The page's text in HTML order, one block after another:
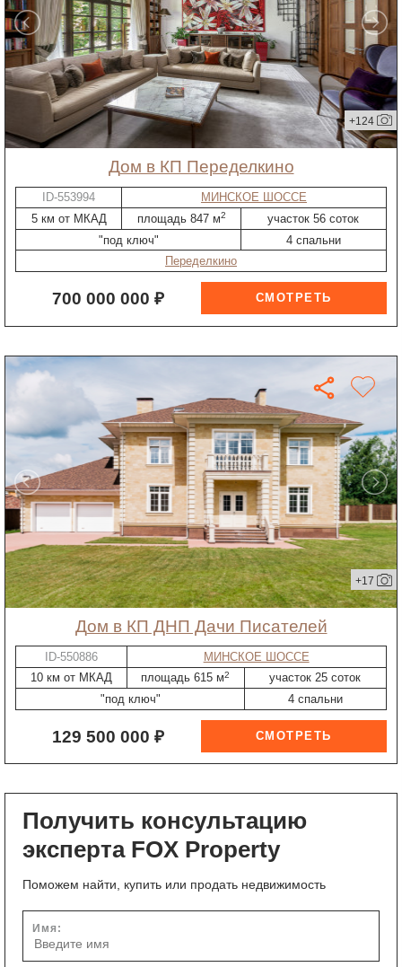
+124
дом в КП Переделкино
ID-553994
МИНСКОЕ ШОССЕ
5 км от МКАД
площадь 847 м2
участок 56 соток
"под ключ"
4 спальни
Переделкино
700 000 000 ₽
+17
дом в КП ДНП Дачи Писателей
ID-550886
МИНСКОЕ ШОССЕ
10 км от МКАД
площадь 615 м2
участок 25 соток
"под ключ"
4 спальни
129 500 000 ₽
Получить консультацию
эксперта FOX Property
Поможем найти, купить или продать недвижимость
Имя: